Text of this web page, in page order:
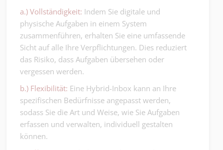
a.) Vollständigkeit: Indem Sie digitale und
physische Aufgaben in einem System
zusammenführen, erhalten Sie eine umfassende
Sicht auf alle Ihre Verpflichtungen. Dies reduziert
das Risiko, dass Aufgaben übersehen oder
vergessen werden.
b.) Flexibilität: Eine Hybrid-Inbox kann an Ihre
spezifischen Bedürfnisse angepasst werden,
sodass Sie die Art und Weise, wie Sie Aufgaben
erfassen und verwalten, individuell gestalten
können.